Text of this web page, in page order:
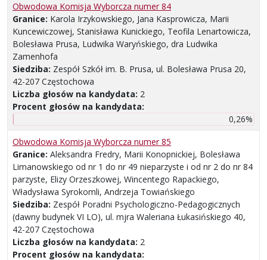
Obwodowa Komisja Wyborcza numer 84
Granice: Karola Irzykowskiego, Jana Kasprowicza, Marii
Kuncewiczowej, Stanisława Kunickiego, Teofila Lenartowicza,
Bolesława Prusa, Ludwika Waryńskiego, dra Ludwika
Zamenhofa
Siedziba: Zespół Szkół im. B. Prusa, ul. Bolesława Prusa 20,
42-207 Częstochowa
Liczba głosów na kandydata: 2
Procent głosów na kandydata:
0,26%
Obwodowa Komisja Wyborcza numer 85
Granice: Aleksandra Fredry, Marii Konopnickiej, Bolesława
Limanowskiego od nr 1 do nr 49 nieparzyste i od nr 2 do nr 84
parzyste, Elizy Orzeszkowej, Wincentego Rapackiego,
Władysława Syrokomli, Andrzeja Towiańskiego
Siedziba: Zespół Poradni Psychologiczno-Pedagogicznych
(dawny budynek VI LO), ul. mjra Waleriana Łukasińskiego 40,
42-207 Częstochowa
Liczba głosów na kandydata: 2
Procent głosów na kandydata: